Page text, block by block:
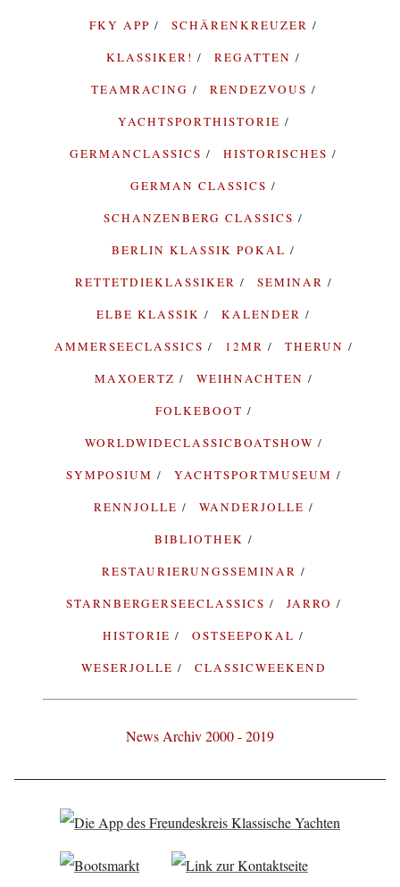
FKY APP
SCHÄRENKREUZER
KLASSIKER!
REGATTEN
TEAMRACING
RENDEZVOUS
YACHTSPORTHISTORIE
GERMANCLASSICS
HISTORISCHES
GERMAN CLASSICS
SCHANZENBERG CLASSICS
BERLIN KLASSIK POKAL
RETTETDIEKLASSIKER
SEMINAR
ELBE KLASSIK
KALENDER
AMMERSEECLASSICS
12MR
THERUN
MAXOERTZ
WEIHNACHTEN
FOLKEBOOT
WORLDWIDECLASSICBOATSHOW
SYMPOSIUM
YACHTSPORTMUSEUM
RENNJOLLE
WANDERJOLLE
BIBLIOTHEK
RESTAURIERUNGSSEMINAR
STARNBERGERSEECLASSICS
JARRO
HISTORIE
OSTSEEPOKAL
WESERJOLLE
CLASSICWEEKEND
News Archiv 2000 - 2019